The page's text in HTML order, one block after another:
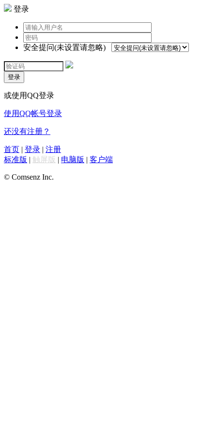
登录
安全提问(未设置请忽略)
登录
或使用QQ登录
使用QQ帐号登录
还没有注册？
首页 | 登录 | 注册
标准版 | 触屏版 | 电脑版 | 客户端
© Comsenz Inc.